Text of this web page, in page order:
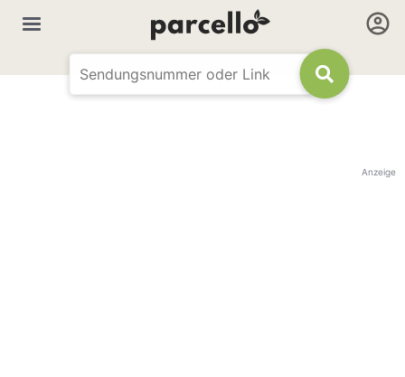
Anzeige